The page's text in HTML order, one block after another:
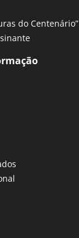
do Centenário”